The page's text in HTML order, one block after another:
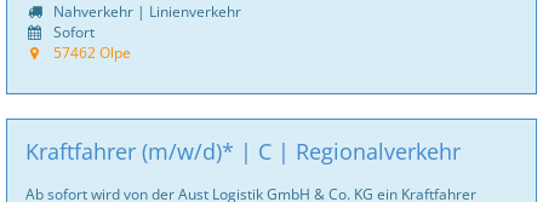
Nahverkehr | Linienverkehr
Sofort
57462 Olpe
Kraftfahrer (m/w/d)* | C | Regionalverkehr
Ab sofort wird von der Aust Logistik GmbH & Co. KG ein Kraftfahrer